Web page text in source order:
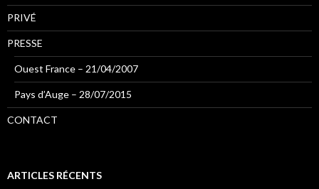
PRIVÉ
PRESSE
Ouest France – 21/04/2007
Pays d’Auge – 28/07/2015
CONTACT
ARTICLES RÉCENTS